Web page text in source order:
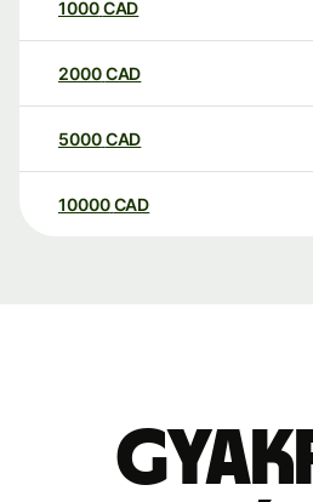
1000CAD
2000CAD
5000CAD
10000 CAD